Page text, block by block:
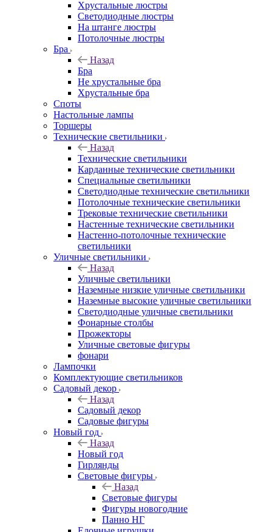
Хрустальные люстры
Светодиодные люстры
На штанге люстры
Потолочные люстры
Бра
Назад
Бра
Не хрустальные бра
Хрустальные бра
Споты
Настольные лампы
Торшеры
Технические светильники
Назад
Технические светильники
Карданные технические светильники
Специальные светильники
Светодиодные технические светильники
Потолочные технические светильники
Трековые технические светильники
Настенные технические светильники
Настенно-потолочные технические
светильники
Уличные светильники
Назад
Уличные светильники
Наземные низкие уличные светильники
Наземные высокие уличные светильники
Светодиодные уличные светильники
Фонарные столбы
Прожекторы
Уличные световые фигуры
фонари
Лампочки
Комплектующие светильников
Садовый декор
Назад
Садовый декор
Садовые фигуры
Новый год
Назад
Новый год
Гирлянды
Световые фигуры
Назад
Световые фигуры
Фигуры новогодние
Панно НГ